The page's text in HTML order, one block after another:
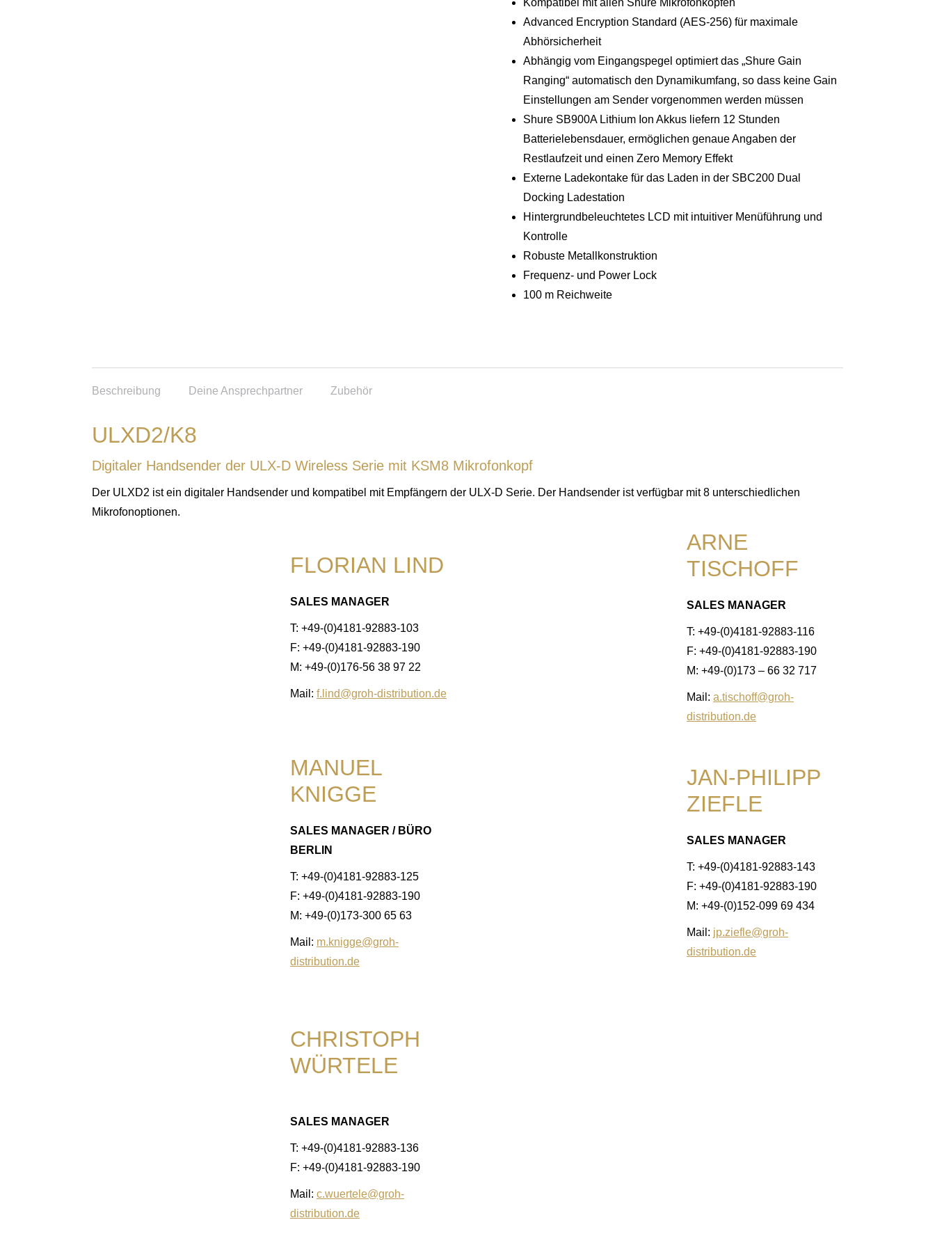
Kompatibel mit allen Shure Mikrofonköpfen
Advanced Encryption Standard (AES-256) für maximale
Abhörsicherheit
Abhängig vom Eingangspegel optimiert das „Shure Gain
Ranging“ automatisch den Dynamikumfang, so dass keine Gain
Einstellungen am Sender vorgenommen werden müssen
Shure SB900A Lithium Ion Akkus liefern 12 Stunden
Batterielebensdauer, ermöglichen genaue Angaben der
Restlaufzeit und einen Zero Memory Effekt
Externe Ladekontake für das Laden in der SBC200 Dual
Docking Ladestation
Hintergrundbeleuchtetes LCD mit intuitiver Menüführung und
Kontrolle
Robuste Metallkonstruktion
Frequenz- und Power Lock
100 m Reichweite
Beschreibung Deine Ansprechpartner Zubehör
ULXD2/K8
Digitaler Handsender der ULX-D Wireless Serie mit KSM8 Mikrofonkopf
Der ULXD2 ist ein digitaler Handsender und kompatibel mit Empfängern der ULX-D Serie. Der Handsender ist verfügbar mit 8 unterschiedlichen
Mikrofonoptionen.
FLORIAN LIND
SALES MANAGER
T: +49-(0)4181-92883-103
F: +49-(0)4181-92883-190
M: +49-(0)176-56 38 97 22
Mail: f.lind@groh-distribution.de
ARNE
TISCHOFF
SALES MANAGER
T: +49-(0)4181-92883-116
F: +49-(0)4181-92883-190
M: +49-(0)173 – 66 32 717
Mail: a.tischoff@groh-
distribution.de
MANUEL
KNIGGE
SALES MANAGER / BÜRO
BERLIN
T: +49-(0)4181-92883-125
F: +49-(0)4181-92883-190
M: +49-(0)173-300 65 63
Mail: m.knigge@groh-
distribution.de
JAN-PHILIPP
ZIEFLE
SALES MANAGER
T: +49-(0)4181-92883-143
F: +49-(0)4181-92883-190
M: +49-(0)152-099 69 434
Mail: jp.ziefle@groh-
distribution.de
CHRISTOPH
WÜRTELE
SALES MANAGER
T: +49-(0)4181-92883-136
F: +49-(0)4181-92883-190
Mail: c.wuertele@groh-
distribution.de